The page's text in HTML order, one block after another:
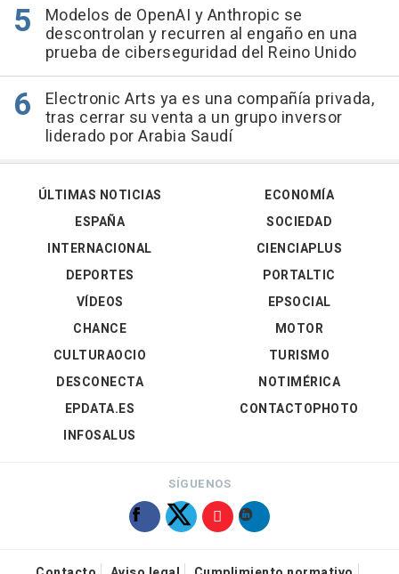
Modelos de OpenAI y Anthropic se
descontrolan y recurren al engaño en una
prueba de ciberseguridad del Reino Unido
Electronic Arts ya es una compañía privada,
tras cerrar su venta a un grupo inversor
liderado por Arabia Saudí
ÚLTIMAS NOTICIAS
ESPAÑA
INTERNACIONAL
DEPORTES
VÍDEOS
ECONOMÍA
SOCIEDAD
CIENCIAPLUS
PORTALTIC
EPSOCIAL
CHANCE
CULTURAOCIO
DESCONECTA
EPDATA.ES
INFOSALUS
MOTOR
TURISMO
NOTIMÉRICA
CONTACTOPHOTO
SÍGUENOS